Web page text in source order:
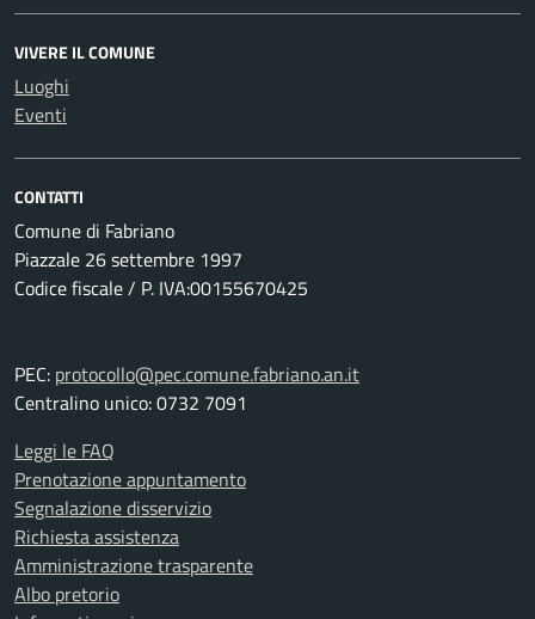
VIVERE IL COMUNE
Luoghi
Eventi
CONTATTI
Comune di Fabriano
Piazzale 26 settembre 1997
Codice fiscale / P. IVA:00155670425
PEC: protocollo@pec.comune.fabriano.an.it
Centralino unico: 0732 7091
Leggi le FAQ
Prenotazione appuntamento
Segnalazione disservizio
Richiesta assistenza
Amministrazione trasparente
Albo pretorio